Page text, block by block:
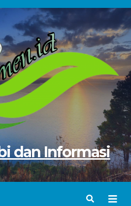
dan Informasi